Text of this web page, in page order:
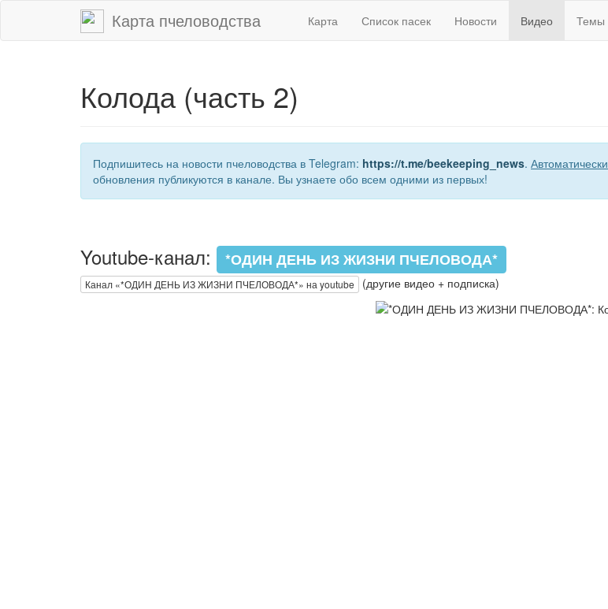
Карта пчеловодства Карта Список пасек Новости Видео Темы
Колода (часть 2)
Подпишитесь на новости пчеловодства в Telegram: https://t.me/beekeeping_news. Автоматически
обновления публикуются в канале. Вы узнаете обо всем одними из первых!
Youtube-канал: *ОДИН ДЕНЬ ИЗ ЖИЗНИ ПЧЕЛОВОДА*
Канал «*ОДИН ДЕНЬ ИЗ ЖИЗНИ ПЧЕЛОВОДА*» на youtube (другие видео + подписка)